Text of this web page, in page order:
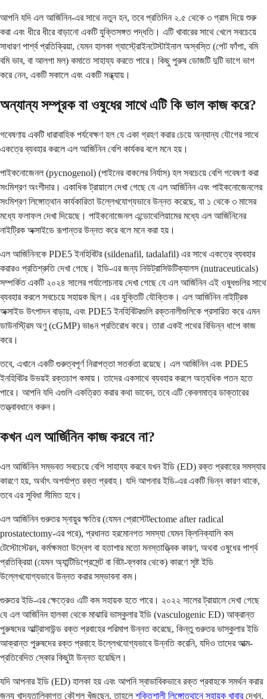
আপনি যদি এল আর্জিনিন-এর সাথে নতুন হন, তবে প্রতিদিন ২.৫ থেকে ৩ গ্রাম দিয়ে শুরু
করা এবং ধীরে ধীরে বাড়ানো একটি যুক্তিসঙ্গত পদ্ধতি। এটি খাবারের সাথে খেলে সবচেয়ে
সাধারণ পার্শ্ব প্রতিক্রিয়া, যেমন হালকা গ্যাস্ট্রোইনটেস্টাইনাল অস্বস্তি (পেট ফাঁপা, বমি
বমি ভাব, বা আলগা মল) কমাতে সাহায্য করতে পারে। কিছু পুরুষ ডোজটি দুটি ভাগে ভাগ
করে নেন, একটি সকালে এবং একটি সন্ধ্যায়।
অন্যান্য সম্পূরক বা ওষুধের সাথে এটি কি ভাল কাজ করে?
গবেষণায় একটি ধারাবাহিক পর্যবেক্ষণ হল যে একা গ্রহণ করার চেয়ে অন্যান্য যৌগের সাথে
একত্রে ব্যবহার করলে এল আর্জিনিন বেশি কার্যকর বলে মনে হয়।
পাইকনোজেনল (pycnogenol) (পাইনের বাকলের নির্যাস) হল সবচেয়ে বেশি গবেষণা করা
সংমিশ্রণ অংশীদার। একাধিক ট্রায়ালে দেখা গেছে যে এল আর্জিনিন এবং পাইকনোজেনলের
সংমিশ্রণ লিঙ্গোত্থান কার্যকারিতা উল্লেখযোগ্যভাবে উন্নত করেছে, যা ১ থেকে ৩ মাসের
মধ্যে ফলাফল দেখা দিয়েছে। পাইকনোজেনল এন্ডোথেলিয়ামের মধ্যে এল আর্জিনিনের
নাইট্রিক অক্সাইডে রূপান্তর উন্নত করে বলে মনে করা হয়।
এল আর্জিনিনকে PDE5 ইনহিবিটর (sildenafil, tadalafil) এর সাথে একত্রে ব্যবহার
করারও প্রতিশ্রুতি দেখা গেছে। ইডি-এর জন্য নিউট্রাসিউটিক্যালস (nutraceuticals)
সম্পর্কিত একটি ২০২৪ সালের পর্যালোচনায় দেখা গেছে যে এল আর্জিনিন এই ওষুধগুলির সাথে
ব্যবহার করলে সবচেয়ে সহায়ক ছিল। এর যুক্তিটি যৌক্তিক। এল আর্জিনিন নাইট্রিক
অক্সাইড উৎপাদন বাড়ায়, এবং PDE5 ইনহিবিটরগুলি রক্তনালীগুলিকে প্রসারিত করে এমন
ডাউনস্ট্রিম অণু (cGMP) ভাঙন প্রতিরোধ করে। তারা একই পথের বিভিন্ন ধাপে কাজ
করে।
তবে, এখানে একটি গুরুত্বপূর্ণ নিরাপত্তা সতর্কতা রয়েছে। এল আর্জিনিন এবং PDE5
ইনহিবিটর উভয়ই রক্তচাপ কমায়। তাদের একসাথে ব্যবহার করলে অত্যধিক পতন হতে
পারে। আপনি যদি এগুলি একত্রিত করার কথা ভাবেন, তবে এটি কেবলমাত্র ডাক্তারের
তত্ত্বাবধানে করুন।
কখন এল আর্জিনিন কাজ করবে না?
এল আর্জিনিন সম্ভবত সবচেয়ে বেশি সাহায্য করবে যখন ইডি (ED) রক্ত ​​প্রবাহের সমস্যার
কারণে হয়, অর্থাৎ অপর্যাপ্ত রক্ত ​​প্রবাহ। যদি আপনার ইডি-এর একটি ভিন্ন কারণ থাকে,
তবে এর সুবিধা সীমিত হবে।
এল আর্জিনিন গুরুতর স্নায়ুর ক্ষতির (যেমন প্রোস্টেটectome after radical
prostatectomy-এর পরে), প্রধানত হরমোনগত সমস্যা যেমন ক্লিনিক্যালি কম
টেস্টোস্টেরন, কর্মক্ষমতা উদ্বেগ বা হতাশার মতো মনস্তাত্ত্বিক কারণ, অথবা ওষুধের পার্শ্ব
প্রতিক্রিয়া (যেমন অ্যান্টিডিপ্রেসেন্ট বা বিটা-ব্লকার থেকে) কারণে সৃষ্ট ইডি
উল্লেখযোগ্যভাবে উন্নত করার সম্ভাবনা কম।
গুরুতর ইডি-এর ক্ষেত্রেও এটি কম সহায়ক হতে পারে। ২০২২ সালের ট্রায়ালে দেখা গেছে
যে এল আর্জিনিন হালকা থেকে মাঝারি ভাস্কুলার ইডি (vasculogenic ED) আক্রান্ত
পুরুষদের আল্ট্রাসাউন্ড রক্ত ​​প্রবাহের পরিমাপ উন্নত করেছে, কিন্তু গুরুতর ভাস্কুলার ইডি
আক্রান্ত পুরুষদের রক্ত ​​প্রবাহে উল্লেখযোগ্যভাবে উন্নতি করেনি, যদিও তাদের আত্ম-
প্রতিবেদিত স্কোর কিছুটা উন্নত হয়েছিল।
যদি আপনার ইডি (ED) হালকা হয় এবং আপনি স্বাভাবিকভাবে রক্ত ​​প্রবাহকে সমর্থন করার
জন্য খাদ্যতালিকাগত কৌশল খুঁজছেন, তাহলে শক্তিশালী লিঙ্গোত্থানে সহায়ক খাবারদেখুন,